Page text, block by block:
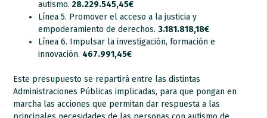
autismo. 28.229.545,45€
Línea 5. Promover el acceso a la justicia y
empoderamiento de derechos.3.181.818,18€
Línea 6. Impulsar la investigación, formación e
innovación. 467.991,45€
Este presupuesto se repartirá entre las distintas
Administraciones Públicas implicadas, para que pongan en
marcha las acciones que permitan dar respuesta a las